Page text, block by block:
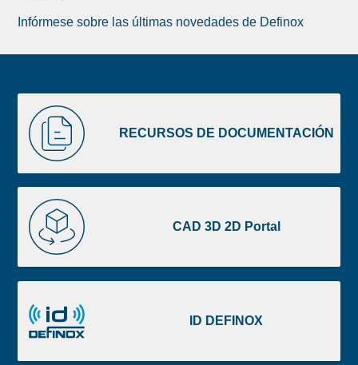
Infórmese sobre las últimas novedades de Definox
image
footer
RECURSOS DE DOCUMENTACIÓN
RECURSOS
DE
DOCUMENTACIÓN
CAD 3D 2D Portal
CAD
3D
2D
Portal
ID DEFINOX
DEFINOX